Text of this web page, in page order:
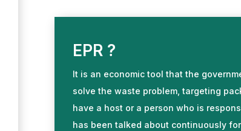
EPR ?
It is an economic tool that the
solve the waste problem, targeting
have a host or a person who is
has been talked about continuously